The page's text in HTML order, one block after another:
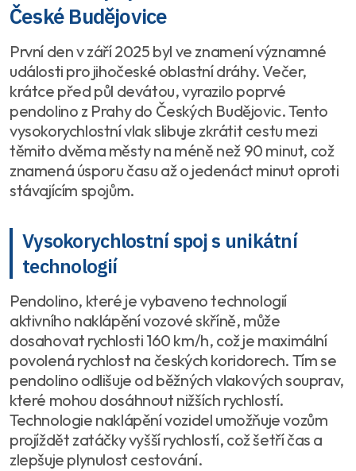
České Budějovice
První den v září 2025 byl ve znamení významné
události pro jihočeské oblastní dráhy. Večer,
krátce před půl devátou, vyrazilo poprvé
pendolino z Prahy do Českých Budějovic. Tento
vysokorychlostní vlak slibuje zkrátit cestu mezi
těmito dvěma městy na méně než 90 minut, což
znamená úsporu času až o jedenáct minut oproti
stávajícím spojům.
Vysokorychlostní spoj s unikátní
technologií
Pendolino, které je vybaveno technologií
aktivního naklápění vozové skříně, může
dosahovat rychlosti 160 km/h, což je maximální
povolená rychlost na českých koridorech. Tím se
pendolino odlišuje od běžných vlakových souprav,
které mohou dosáhnout nižších rychlostí.
Technologie naklápění vozidel umožňuje vozům
projíždět zatáčky vyšší rychlostí, což šetří čas a
zlepšuje plynulost cestování.